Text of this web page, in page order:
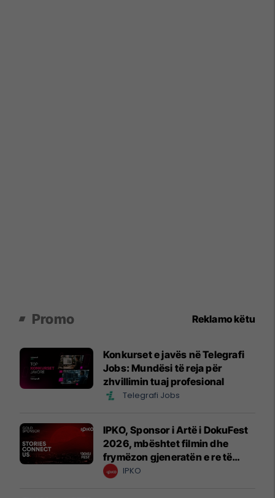
Promo Reklamo këtu
Konkurset e javës në Telegrafi
Jobs: Mundësi të reja për
zhvillimin tuaj profesional
Telegrafi Jobs
IPKO, Sponsor i Artë i DokuFest
2026, mbështet filmin dhe
frymëzon gjeneratën e re të
krijuesve
IPKO